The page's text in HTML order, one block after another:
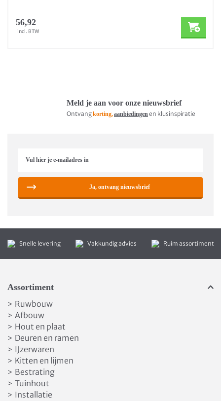
56,92
incl. BTW
Meld je aan voor onze nieuwsbrief
Ontvangkorting,aanbiedingen en klusinspiratie
Ja, ontvang nieuwsbrief
Snelle levering Vakkundig advies Ruim assortiment
Assortiment
> Ruwbouw
> Afbouw
> Hout en plaat
> Deuren en ramen
> IJzerwaren
> Kitten en lijmen
> Bestrating
> Tuinhout
> Installatie